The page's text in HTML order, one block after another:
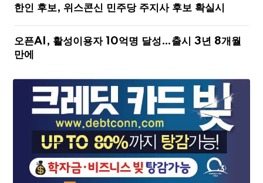
한인 후보, 위스콘신 민주당 주지사 후보 확실시
오픈AI, 활성이용자 10억명 달성…출시 3년 8개월
만에